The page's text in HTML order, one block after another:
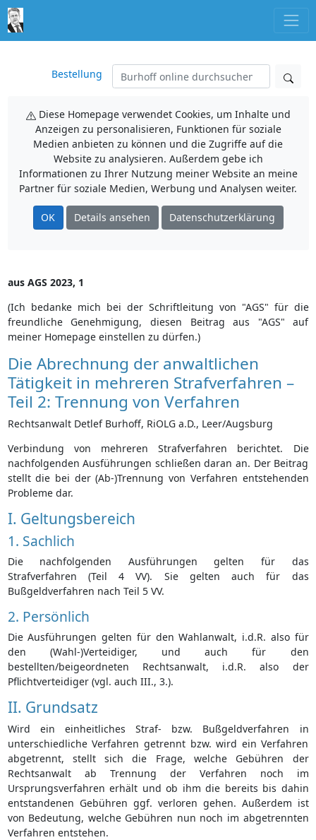
Bestellung
Diese Homepage verwendet Cookies, um Inhalte und
Anzeigen zu personalisieren, Funktionen für soziale
Medien anbieten zu können und die Zugriffe auf die
Website zu analysieren. Außerdem gebe ich
Informationen zu Ihrer Nutzung meiner Website an meine
Partner für soziale Medien, Werbung und Analysen weiter.
OK Details ansehen Datenschutzerklärung
aus AGS 2023, 1
(Ich bedanke mich bei der Schriftleitung von "AGS" für die
freundliche Genehmigung, diesen Beitrag aus "AGS" auf
meiner Homepage einstellen zu dürfen.)
Die Abrechnung der anwaltlichen
Tätigkeit in mehreren Strafverfahren –
Teil 2: Trennung von Verfahren
Rechtsanwalt Detlef Burhoff, RiOLG a.D., Leer/Augsburg
Verbindung von mehreren Strafverfahren berichtet. Die
nachfolgenden Ausführungen schließen daran an. Der Beitrag
stellt die bei der (Ab-)Trennung von Verfahren entstehenden
Probleme dar.
I. Geltungsbereich
1. Sachlich
Die nachfolgenden Ausführungen gelten für das
Strafverfahren (Teil 4 VV). Sie gelten auch für das
Bußgeldverfahren nach Teil 5 VV.
2. Persönlich
Die Ausführungen gelten für den Wahlanwalt, i.d.R. also für
den (Wahl-)Verteidiger, und auch für den
bestellten/beigeordneten Rechtsanwalt, i.d.R. also der
Pflichtverteidiger (vgl. auch III., 3.).
II. Grundsatz
Wird ein einheitliches Straf- bzw. Bußgeldverfahren in
unterschiedliche Verfahren getrennt bzw. wird ein Verfahren
abgetrennt, stellt sich die Frage, welche Gebühren der
Rechtsanwalt ab Trennung der Verfahren noch im
Ursprungsverfahren erhält und ob ihm die bereits bis dahin
entstandenen Gebühren ggf. verloren gehen. Außerdem ist
von Bedeutung, welche Gebühren nun noch im abgetrennten
Verfahren entstehen.